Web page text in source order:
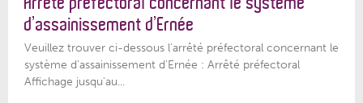
d’assainissement d’Ernée
Veuillez trouver ci-dessous l’arrêté préfectoral concernant le
système d'assainissement d'Ernée : Arrêté préfectoral
Affichage jusqu'au...